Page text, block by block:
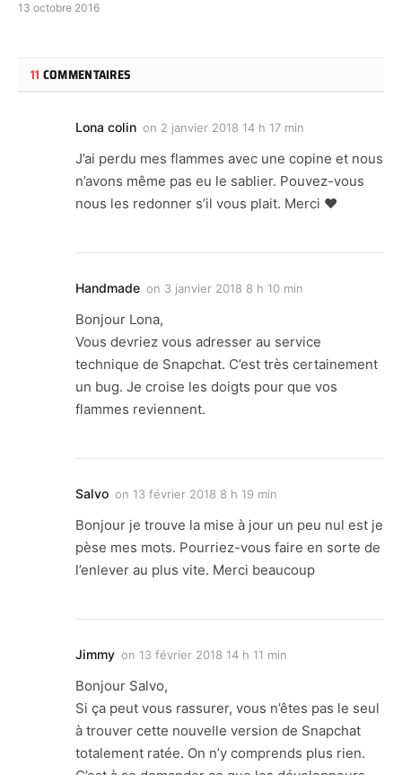
13 octobre 2016
11 COMMENTAIRES
Lona colin on 2 janvier 2018 14 h 17 min
J’ai perdu mes flammes avec une copine et nous
n’avons même pas eu le sablier. Pouvez-vous
nous les redonner s’il vous plait. Merci ❤️
Handmade on 3 janvier 2018 8 h 10 min
Bonjour Lona,
Vous devriez vous adresser au service
technique de Snapchat. C’est très certainement
un bug. Je croise les doigts pour que vos
flammes reviennent.
Salvo on 13 février 2018 8 h 19 min
Bonjour je trouve la mise à jour un peu nul est je
pèse mes mots. Pourriez-vous faire en sorte de
l’enlever au plus vite. Merci beaucoup
Jimmy on 13 février 2018 14 h 11 min
Bonjour Salvo,
Si ça peut vous rassurer, vous n’êtes pas le seul
à trouver cette nouvelle version de Snapchat
totalement ratée. On n’y comprends plus rien.